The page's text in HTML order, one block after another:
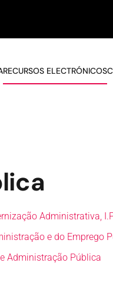
RECURSOS ELECTRÓNICOS
Administrativa,
e do Emprego
Administração Pública